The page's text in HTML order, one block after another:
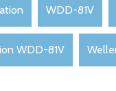
WDD-81V
WDD-81V